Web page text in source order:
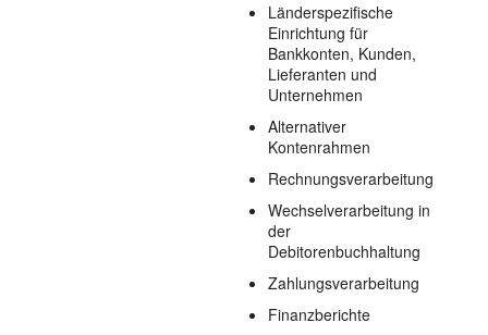
Länderspezifische
Einrichtung für
Bankkonten, Kunden,
Lieferanten und
Unternehmen
Alternativer
Kontenrahmen
Rechnungsverarbeitung
Wechselverarbeitung in
der
Debitorenbuchhaltung
Zahlungsverarbeitung
Finanzberichte